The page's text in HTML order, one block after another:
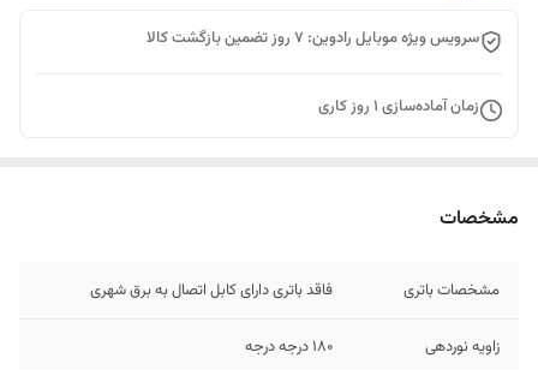
سرویس ویژه موبایل رادوین: 7 روز تضمین بازگشت کالا
زمان آماده‌سازی 1 روز کاری
مشخصات
مشخصات باتری فاقد باتری دارای کابل اتصال به برق شهری
زاویه نوردهی 180 درجه درجه